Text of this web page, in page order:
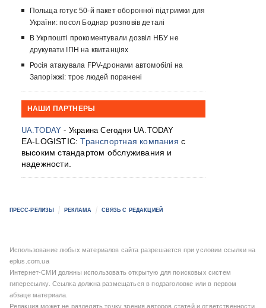
Польща готує 50-й пакет оборонної підтримки для
України: посол Боднар розповів деталі
В Укрпошті прокоментували дозвіл НБУ не
друкувати ІПН на квитанціях
Росія атакувала FPV-дронами автомобілі на
Запоріжжі: троє людей поранені
НАШИ ПАРТНЕРЫ
UA.TODAY - Украина Сегодня UA.TODAY
EA-LOGISTIC:Транспортная компания с
высоким стандартом обслуживания и
надежности.
ПРЕСС-РЕЛИЗЫ РЕКЛАМА СВЯЗЬ С РЕДАКЦИЕЙ
Использование любых материалов сайта разрешается при условии ссылки на
eplus.com.ua
Интернет-СМИ должны использовать открытую для поисковых систем
гиперссылку. Ссылка должна размещаться в подзаголовке или в первом
абзаце материала.
Редакция может не разделять точку зрения авторов статей и ответственности